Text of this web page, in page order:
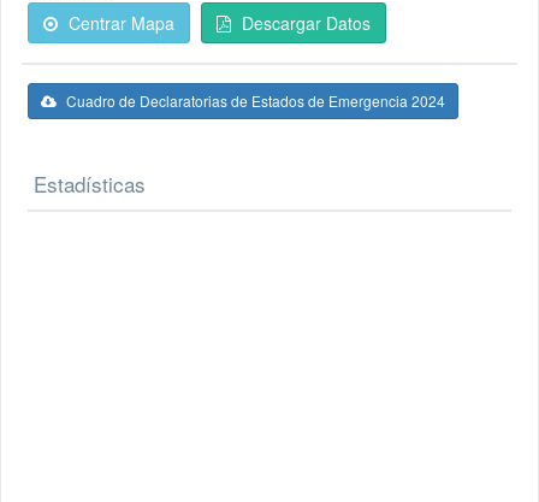
Centrar Mapa Descargar Datos
Cuadro de Declaratorias de Estados de Emergencia 2024
Estadísticas